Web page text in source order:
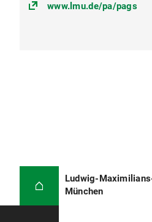
www.lmu.de/pa/pags
Ludwig-
München